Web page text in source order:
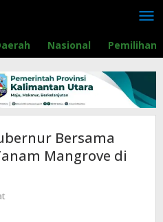
Nasional Pemilihan
Bersama
Mangrove di